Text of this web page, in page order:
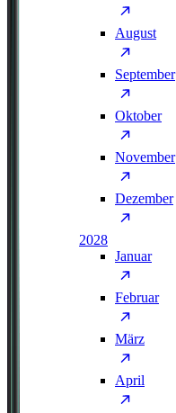
August
September
Oktober
November
Dezember
2028
Januar
Februar
März
April